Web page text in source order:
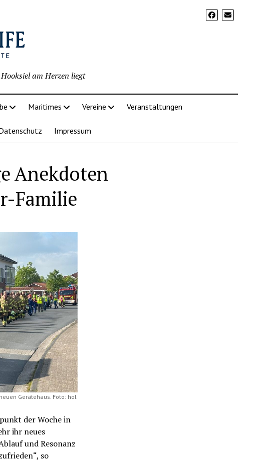
am Herzen liegt
Maritimes Vereine Veranstaltungen
Impressum
Anekdoten
Familie
Gerätehaus. Foto: hol
der Woche in
ihr neues
und Resonanz
so